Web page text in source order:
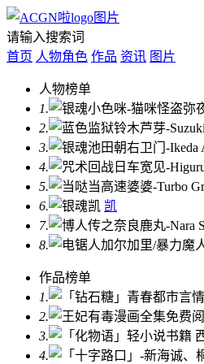
请输入搜索词
首页 人物角色 作品 资讯 图片
人物榜单
1.
2.
3.
4.
5.
6.
凯
7.
8.
作品榜单
1.
2.
3.
4.